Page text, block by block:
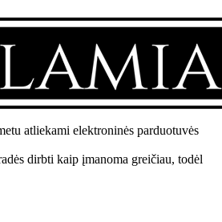
atliekami elektroninės parduotuvės
dirbti kaip įmanoma greičiau, todėl